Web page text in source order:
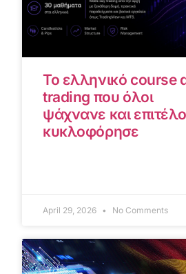
Το ελληνικό course
trading που όλοι
ψάχνανε και
κυκλοφόρησε
April 29, 2026 No Comments